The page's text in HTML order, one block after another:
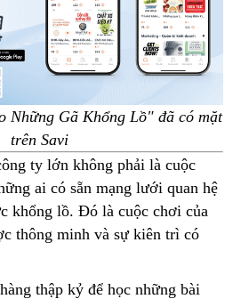
Những Gã Khổng Lồ" đã có mặt
trên Savi
ty lớn không phải là cuộc
ai có sẵn mạng lưới quan hệ
khổng lồ. Đó là cuộc chơi của
thông minh và sự kiên trì có
thập kỷ để học những bài